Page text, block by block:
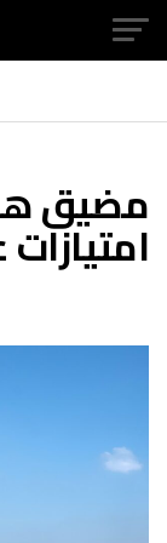
مضيق